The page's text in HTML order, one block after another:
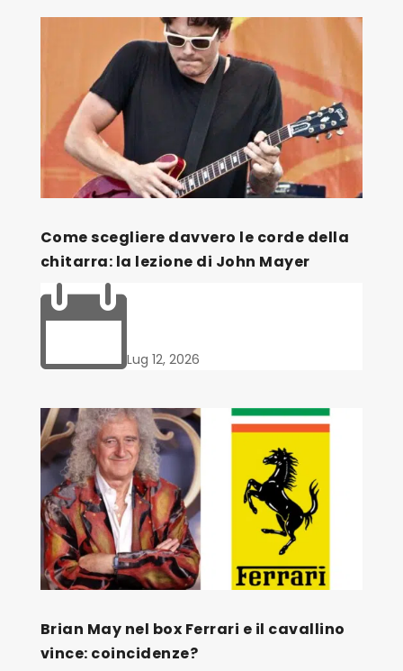
Come scegliere davvero le corde della
chitarra: la lezione di John Mayer
Lug 12, 2026
Brian May nel box Ferrari e il cavallino
vince: coincidenze?